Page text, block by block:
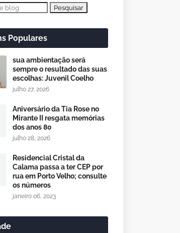
Populares
sua ambientação será
sempre o resultado das suas
escolhas: Juvenil Coelho
julho 27, 2026
Aniversário da Tia Rose no
Mirante II resgata memórias
dos anos 80
julho 28, 2026
Residencial Cristal da
Calama passa a ter CEP por
rua em Porto Velho; consulte
os números
janeiro 06, 2023